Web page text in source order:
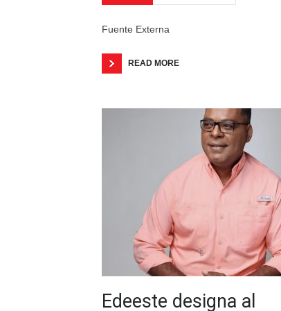
Fuente Externa
READ MORE
Edeeste designa al